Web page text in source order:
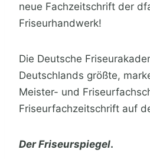
neue Fachzeitschrift der
Friseurhandwerk!
Die Deutsche
Deutschlands größte,
Meister- und
Friseurfachzeitschrift auf
Der Friseurspiegel.